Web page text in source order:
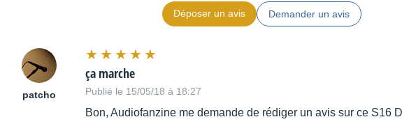
Déposer un avis Demander un avis
patcho
ça marche
Publié le 15/05/18 à 18:27
Bon, Audiofanzine me demande de rédiger un avis sur ce S16